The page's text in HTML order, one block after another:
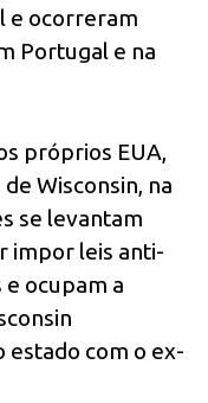
e ocorreram
Portugal e na
próprios EUA,
Wisconsin, na
se levantam
impor leis anti-
e ocupam a
estado com o ex-